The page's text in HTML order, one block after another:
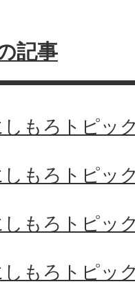
記事
しもろトピッ
しもろトピッ
しもろトピッ
しもろトピッ